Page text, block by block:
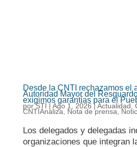
Desde la CNTI rechazamos el
Autoridad Mayor del
exigimos garantías para el
porSTI|Ago 1, 2026 |Actualidad,
CNTIAnaliza, Nota de prensa,
Los delegados y delegadas
organizaciones que integran